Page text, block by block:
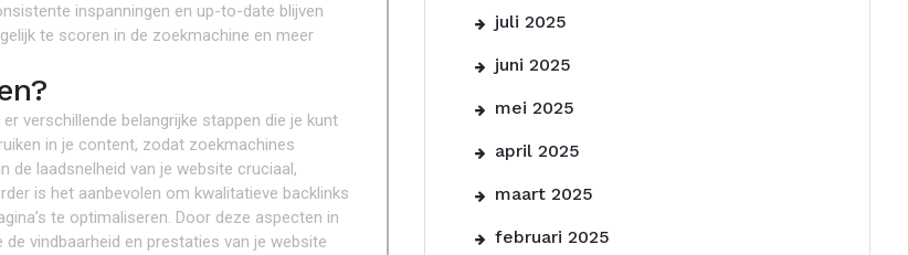
inspanningen en up-to-date blijven
te scoren in de zoekmachine en meer
verschillende belangrijke stappen die je kunt
in je content, zodat zoekmachines
de laadsnelheid van je website cruciaal,
is het aanbevolen om kwalitatieve backlinks
te optimaliseren. Door deze aspecten in
vindbaarheid en prestaties van je website
juli 2025
juni 2025
mei 2025
april 2025
maart 2025
februari 2025